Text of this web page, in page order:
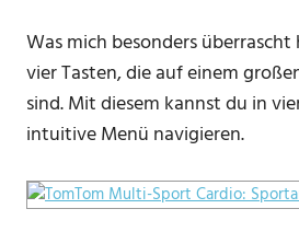
Was mich besonders
vier Tasten, die auf einem
sind. Mit diesem kannst du in
intuitive Menü navigieren.